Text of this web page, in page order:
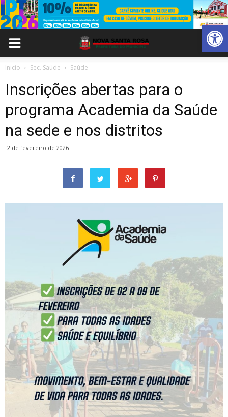
Abrir
Inicio Sec. Saúde Saúde
Inscrições abertas para o
programa Academia da Saúde
na sede e nos distritos
2 de fevereiro de 2026